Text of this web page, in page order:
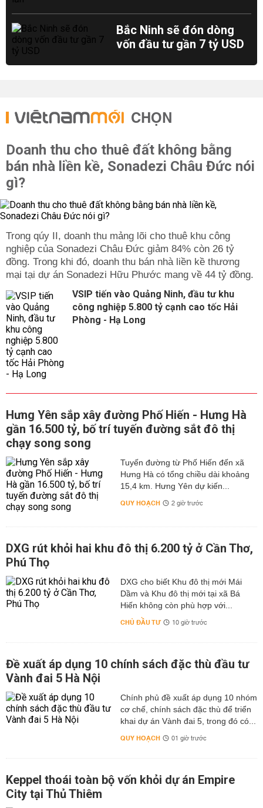
Bắc Ninh sẽ đón dòng
vốn đầu tư gần 7 tỷ USD
CHỌN
Doanh thu cho thuê đất không bằng
bán nhà liền kề, Sonadezi Châu Đức nói
gì?
Trong qúy II, doanh thu mảng lõi cho thuê khu công
nghiệp của Sonadezi Châu Đức giảm 84% còn 26 tỷ
đồng. Trong khi đó, doanh thu bán nhà liền kề thương
mại tại dự án Sonadezi Hữu Phước mang về 44 tỷ đồng.
VSIP tiến vào Quảng Ninh, đầu tư khu
công nghiệp 5.800 tỷ cạnh cao tốc Hải
Phòng - Hạ Long
Hưng Yên sắp xây đường Phố Hiến - Hưng Hà
gần 16.500 tỷ, bố trí tuyến đường sắt đô thị
chạy song song
Tuyến đường từ Phố Hiến đến xã
Hưng Hà có tổng chiều dài khoảng
15,4 km. Hưng Yên dự kiến...
QUY HOẠCH 2 giờ trước
DXG rút khỏi hai khu đô thị 6.200 tỷ ở Cần Thơ,
Phú Thọ
DXG cho biết Khu đô thị mới Mái
Dầm và Khu đô thị mới tại xã Bá
Hiến không còn phù hợp với...
CHỦ ĐẦU TƯ 10 giờ trước
Đề xuất áp dụng 10 chính sách đặc thù đầu tư
Vành đai 5 Hà Nội
Chính phủ đề xuất áp dụng 10 nhóm
cơ chế, chính sách đặc thù để triển
khai dự án Vành đai 5, trong đó có...
QUY HOẠCH 01 giờ trước
Keppel thoái toàn bộ vốn khỏi dự án Empire
City tại Thủ Thiêm